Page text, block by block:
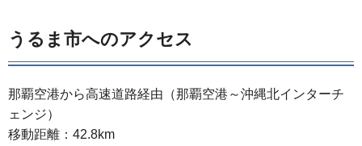
うるま市へのアクセス
那覇空港から高速道路経由（那覇空港～沖縄北インターチ
ェンジ）
移動距離：42.8km